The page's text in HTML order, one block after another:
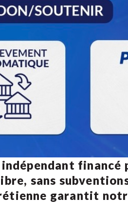
financé
sans
garantit